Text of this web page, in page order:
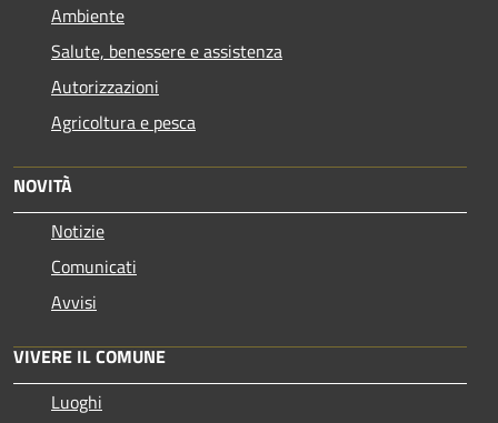
Ambiente
Salute, benessere e assistenza
Autorizzazioni
Agricoltura e pesca
NOVITÀ
Notizie
Comunicati
Avvisi
VIVERE IL COMUNE
Luoghi